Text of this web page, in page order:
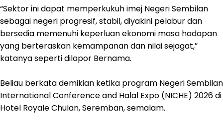
“Sektor ini dapat memperkukuh imej Negeri Sembilan
sebagai negeri progresif, stabil, diyakini pelabur dan
bersedia memenuhi keperluan ekonomi masa hadapan
yang berteraskan kemampanan dan nilai sejagat,”
katanya seperti dilapor Bernama.
Beliau berkata demikian ketika program Negeri Sembilan
International Conference and Halal Expo (NICHE) 2026 di
Hotel Royale Chulan, Seremban, semalam.